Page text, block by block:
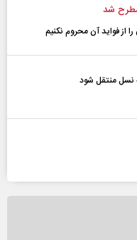
مطرح شد
از فواید آن محروم نکنیم
نسل منتقل شود